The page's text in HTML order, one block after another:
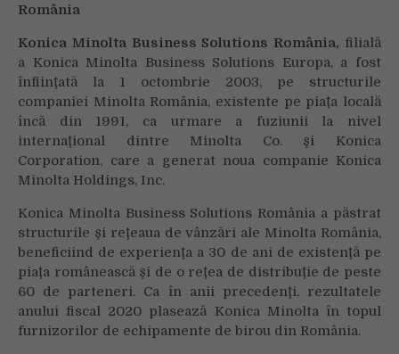
România
Konica Minolta Business Solutions România, filială
a Konica Minolta Business Solutions Europa, a fost
înfiinţată la 1 octombrie 2003, pe structurile
companiei Minolta România, existente pe piaţa locală
încă din 1991, ca urmare a fuziunii la nivel
internaţional dintre Minolta Co. şi Konica
Corporation, care a generat noua companie Konica
Minolta Holdings, Inc.
Konica Minolta Business Solutions România a păstrat
structurile şi reţeaua de vânzări ale Minolta România,
beneficiind de experienţa a 30 de ani de existenţă pe
piaţa românească şi de o reţea de distribuţie de peste
60 de parteneri. Ca în anii precedenţi, rezultatele
anului fiscal 2020 plasează Konica Minolta în topul
furnizorilor de echipamente de birou din România.